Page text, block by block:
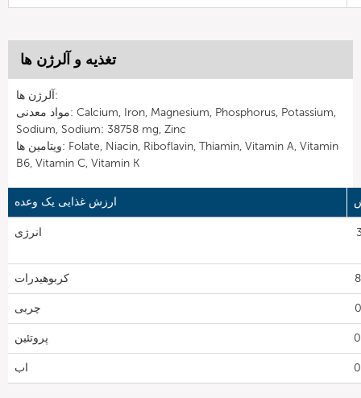
تغذیه و آلرژن ها
آلرژن ها:
مواد معدنی: Calcium, Iron, Magnesium, Phosphorus, Potassium,
Sodium, Sodium: 38758 mg, Zinc
ویتامین ها: Folate, Niacin, Riboflavin, Thiamin, Vitamin A, Vitamin
B6, Vitamin C, Vitamin K
ارزش غذایی یک وعده
انرژی
کربوهیدرات
چربی
پروتئین
اب